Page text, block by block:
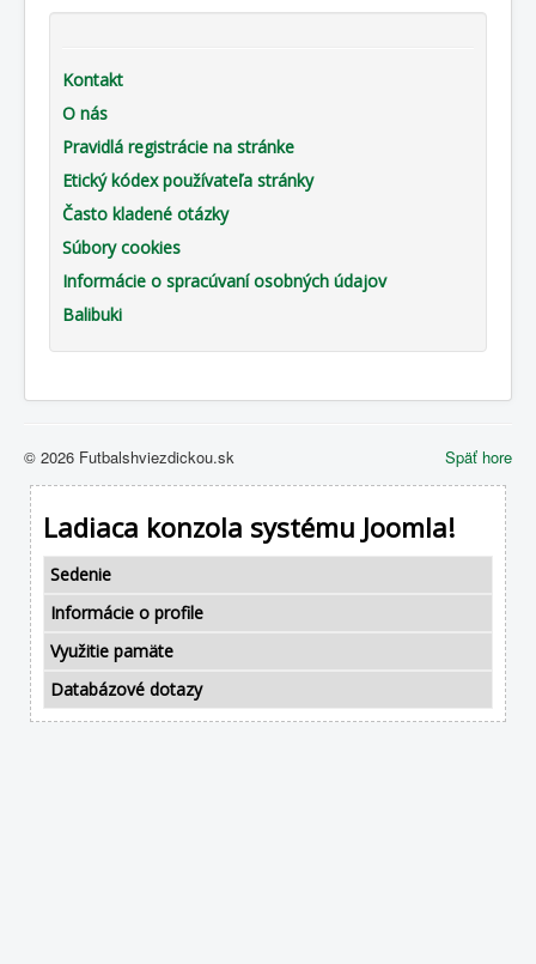
Kontakt
O nás
Pravidlá registrácie na stránke
Etický kódex používateľa stránky
Často kladené otázky
Súbory cookies
Informácie o spracúvaní osobných údajov
Balibuki
Späť hore
© 2026 Futbalshviezdickou.sk
Ladiaca konzola systému Joomla!
Sedenie
Informácie o profile
Využitie pamäte
Databázové dotazy